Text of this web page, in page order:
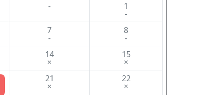
- 1
-
7
-
8
-
14
×
15
×
21
×
22
×